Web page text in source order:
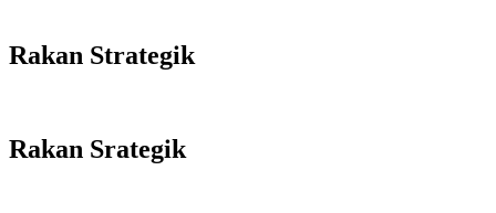
Rakan Strategik
Rakan Srategik